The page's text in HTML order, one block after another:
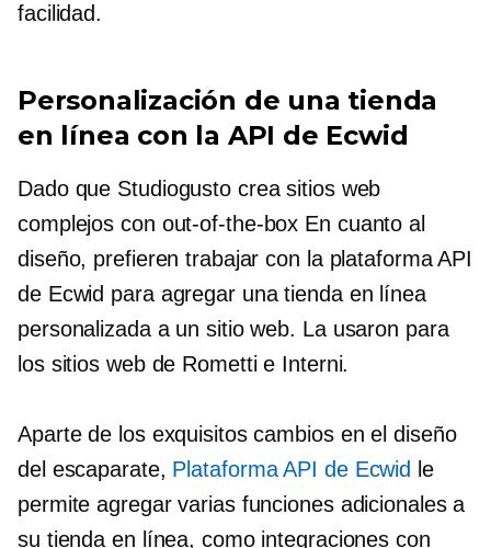
facilidad.
Personalización de una tienda
en línea con la API de Ecwid
Dado que Studiogusto crea sitios web
complejos con out-of-the-box En cuanto al
diseño, prefieren trabajar con la plataforma API
de Ecwid para agregar una tienda en línea
personalizada a un sitio web. La usaron para
los sitios web de Rometti e Interni.
Aparte de los exquisitos cambios en el diseño
del escaparate, Plataforma API de Ecwid le
permite agregar varias funciones adicionales a
su tienda en línea, como integraciones con